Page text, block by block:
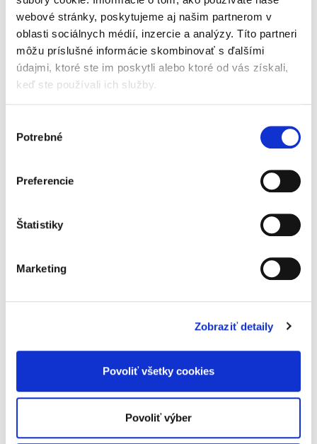
webové stránky, poskytujeme aj našim partnerom v
oblasti sociálnych médií, inzercie a analýzy. Títo partneri
môžu príslušné informácie skombinovať s ďalšími
údajmi, ktoré ste im poskytli alebo ktoré od vás získali,
keď ste používali ich služby.
súhlasu
Potrebné
Preferencie
Štatistiky
Marketing
Zobraziť detaily
Povoliť všetky cookies
Povoliť výber
Oddlženie fyzickej
osoby
25,00 €
Predkladaná monografia venujúca sa inštitútu
ucelené spracovanie tejto problematiky v
oblasti insolvenčného...
Kryptoaktíva, ich
a exekúcia